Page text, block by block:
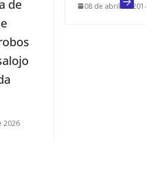
08 de abril de 2014